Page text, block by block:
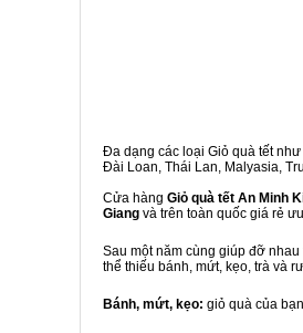
Đa dạng các loại Giỏ quà tết
Đài Loan, Thái Lan, Malyasia,
Cửa hàng Giỏ quà tết An Minh
Giang và trên toàn quốc giá rẻ
Sau một năm cùng giúp đỡ
thể thiếu bánh, mứt, kẹo, trà và
Bánh, mứt, kẹo: giỏ quà của